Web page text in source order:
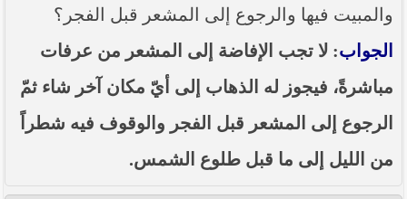
والمبيت فيها والرجوع إلى المشعر قبل الفجر؟
الجواب: لا تجب الإفاضة إلى المشعر من عرفات
مباشرةً، فيجوز له الذهاب إلى أيّ مكان آخر شاء ثمّ
الرجوع إلى المشعر قبل الفجر والوقوف فيه شطراً
من الليل إلى ما قبل طلوع الشمس.